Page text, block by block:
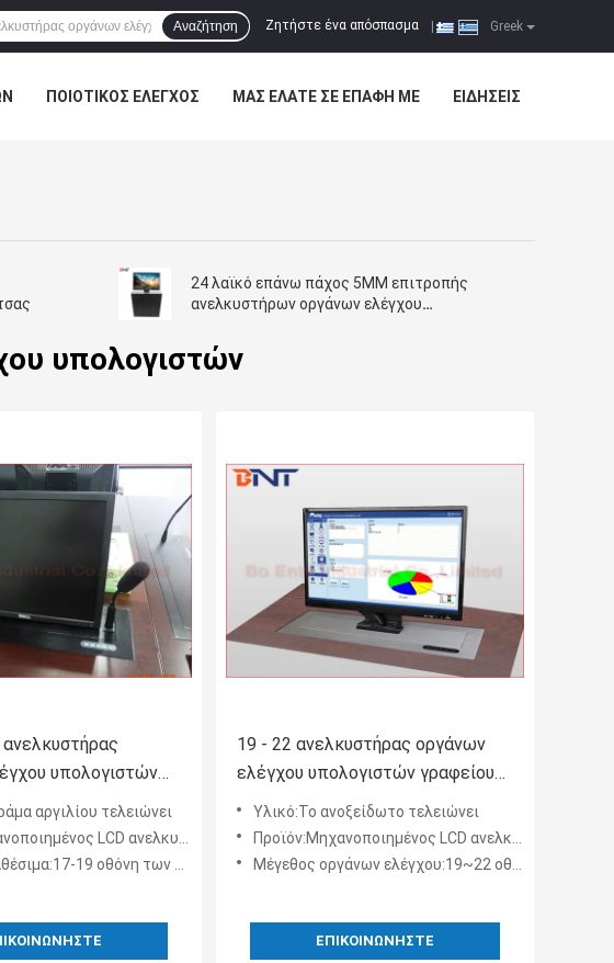
Greek
Ζητήστε ένα απόσπασμα
Αναζήτηση
ΠΟΙΟΤΙΚΌΣ ΈΛΕΓΧΟΣ ΜΑΣ ΕΛΆΤΕ ΣΕ ΕΠΑΦΉ ΜΕ ΕΙΔΉΣΕΙΣ
24 λαϊκό επάνω πάχος 5MM επιτροπής
ανελκυστήρων οργάνων ελέγχου
υπολογιστών
υπολογιστών
διασκέψεων,
μηχανισμός
LCD
αργιλίου τελειώνει
LCD ανελκυστήρας για το όργανο ελέγχου
19 οθόνη των οδηγήσεων ίντσας
19 - 22 ανελκυστήρας οργάνων
ελέγχου υπολογιστών γραφείου
ίντσας με την επιτροπή
ανοξείδωτου
Υλικό:Το ανοξείδωτο τελειώνει
Προϊόν:Μηχανοποιημένος LCD ανελκυστήρας για την οθόνη
Μέγεθος οργάνων ελέγχου:19~22 οθόνη των οδηγήσεων ίντσας
ΕΠΙΚΟΙΝΩΝΉΣΤΕ